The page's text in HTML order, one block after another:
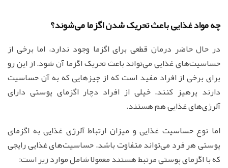
چه مواد غذایی باعث تحریک شدن اگزما می‌شوند؟
در حال حاضر درمان قطعی برای اگزما وجود ندارد، اما برخی از
حساسیت‌های غذایی می‌تواند باعث تحریک اگزما آن شود. از این رو
برای برخی از افراد مفید است که از چیزهایی که به آن حساسیت
دارند پرهیز کنند. خیلی از افراد دچار اگزمای پوستی دارای
آلرژی‌های غذایی هم هستند.
اما نوع حساسیت غذایی و میزان ارتباط آلرژی غذایی به اگزمای
پوستی هر فرد می‌تواند متفاوت باشد. حساسیت‌های غذایی رایجی
که با اگزمای پوستی مرتبط هستند معمولا شامل موارد زیر است: